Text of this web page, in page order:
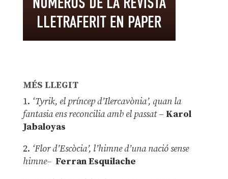
MÉS LLEGIT
1. ‘Tyrik, el príncep d’Ilercavònia’, quan la
fantasia ens reconcilia amb el passat– Karol
Jabaloyas
2. ‘Flor d’Escòcia’, l’himne d’una nació sense
himne– Ferran Esquilache